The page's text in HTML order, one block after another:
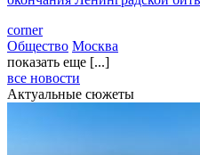
corner
Общество Москва
показать еще [...]
все новости
Актуальные сюжеты